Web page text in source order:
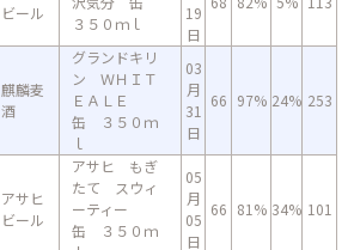
ビール
３５０ｍｌ
19
日
麒麟麦
酒
グランドキリ
ン ＷＨＩＴ
ＥＡＬＥ
缶 ３５０ｍ
ｌ
03
月
31
日
66 97% 24% 253
アサヒ
ビール
アサヒ もぎ
たて スウィ
ーティー
缶 ３５０ｍ
05
月
05
日
66 81% 34% 101